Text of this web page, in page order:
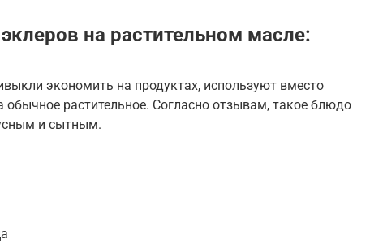
на растительном масле:
экономить на продуктах, используют вместо
обычное растительное. Согласно отзывам, такое блюдо
и сытным.